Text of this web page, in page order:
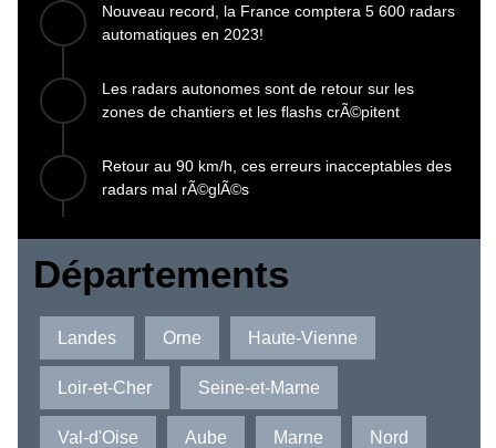
Nouveau record, la France comptera 5 600 radars
automatiques en 2023!
Les radars autonomes sont de retour sur les
zones de chantiers et les flashs crÃ©pitent
Retour au 90 km/h, ces erreurs inacceptables des
radars mal rÃ©glÃ©s
Départements
Landes Orne Haute-Vienne
Loir-et-Cher Seine-et-Marne
Val-d'Oise Aube Marne Nord